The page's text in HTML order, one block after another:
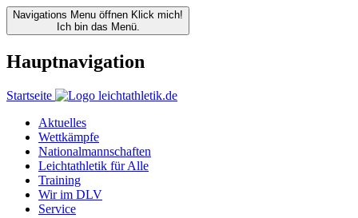
Navigations Menu öffnen Klick mich!
Ich bin das Menü.
Hauptnavigation
Startseite
Aktuelles
Wettkämpfe
Nationalmannschaften
Leichtathletik für Alle
Training
Wir im DLV
Service